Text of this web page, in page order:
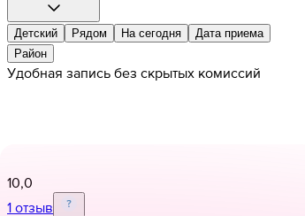
Детский Рядом На сегодня
Дата приема
Район
Удобная запись без скрытых комиссий
10,0
1 отзыв